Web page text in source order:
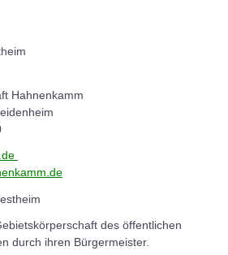
Hahnenkamm
des öffentlichen
durch ihren Bürgermeister.